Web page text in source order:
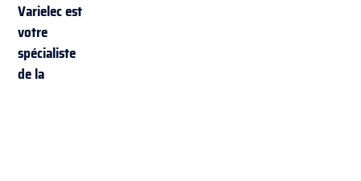
Varielec est
votre
spécialiste
de la